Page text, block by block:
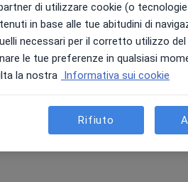
9 Ago 10 Ago 11 Ago
ci sono agende disponibili!
di attivare le prenotazioni online
di utilizzare cookie (o
in base alle tue abitudini di
necessari per il corretto utilizzo
le tue preferenze in qualsiasi
la nostra Informativa sui cookie
Rifiuto